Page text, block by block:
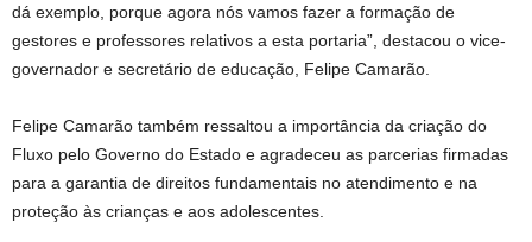
dá exemplo, porque agora nós vamos fazer a formação de
gestores e professores relativos a esta portaria”, destacou o vice-
governador e secretário de educação, Felipe Camarão.
Felipe Camarão também ressaltou a importância da criação do
Fluxo pelo Governo do Estado e agradeceu as parcerias firmadas
para a garantia de direitos fundamentais no atendimento e na
proteção às crianças e aos adolescentes.